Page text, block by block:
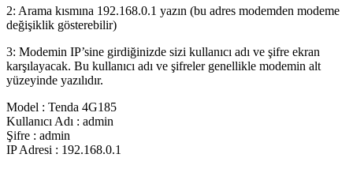
2: Arama kısmına 192.168.0.1 yazın (bu adres modemden modeme
değişiklik gösterebilir)
3: Modemin IP’sine girdiğinizde sizi kullanıcı adı ve şifre ekran
karşılayacak. Bu kullanıcı adı ve şifreler genellikle modemin alt
yüzeyinde yazılıdır.
Model : Tenda 4G185
Kullanıcı Adı : admin
Şifre : admin
IP Adresi : 192.168.0.1